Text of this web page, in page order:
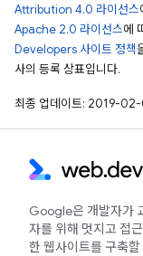
Attribution 4.0 라이선스
Apache 2.0 라이선스에
Developers 사이트 정책
사의 등록 상표입니다.
최종 업데이트: 2019-
Google은 개발자가
자를 위해 멋지고 접
한 웹사이트를 구축